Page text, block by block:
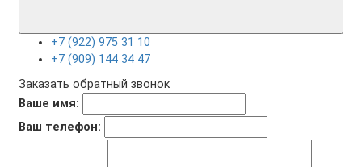
+7 (922) 975 31 10
+7 (909) 144 34 47
Заказать обратный звонок
Ваше имя:
Ваш телефон: